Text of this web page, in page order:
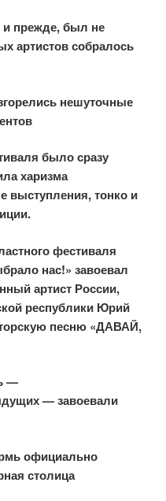
прежде, был не
артистов собралось
нешуточные
было сразу
харизма
выступления, тонко и
фестиваля
нас!» завоевал
артист России,
республики Юрий
песню «ДАВАЙ,
—
— завоевали
официально
столица